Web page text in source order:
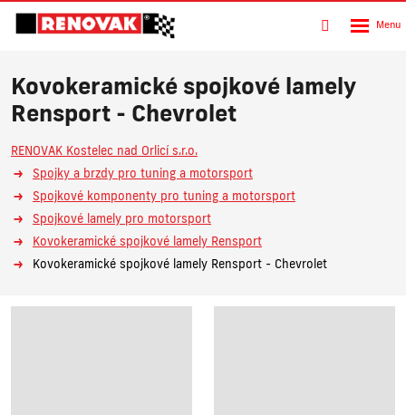
Vyhledávání
Kovokeramické spojkové lamely
Rensport - Chevrolet
RENOVAK Kostelec nad Orlicí s.r.o.
Spojky a brzdy pro tuning a motorsport
Spojkové komponenty pro tuning a motorsport
Spojkové lamely pro motorsport
Kovokeramické spojkové lamely Rensport
Kovokeramické spojkové lamely Rensport - Chevrolet